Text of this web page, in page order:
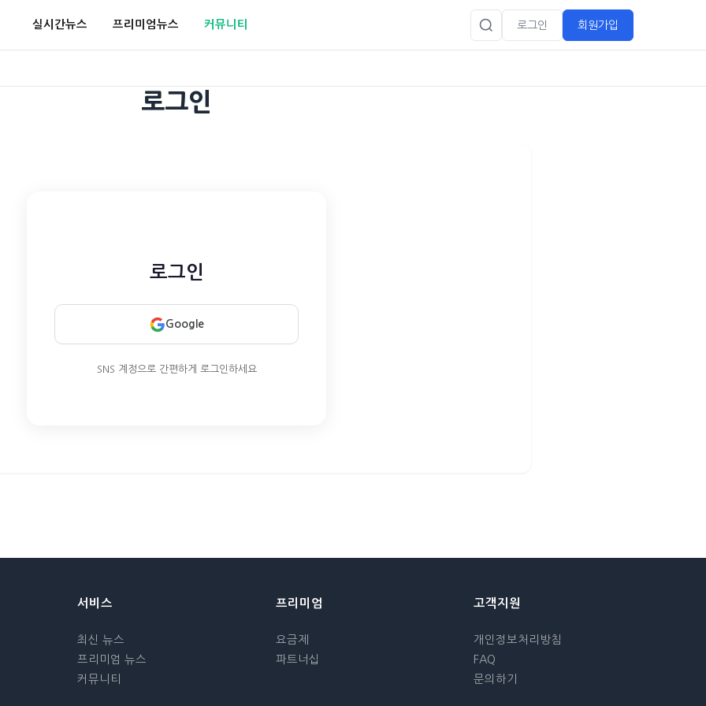
실시간뉴스 프리미엄뉴스 커뮤니티 로그인 회원가입
로그인
로그인
Google
SNS 계정으로 간편하게 로그인하세요
서비스
최신 뉴스
프리미엄 뉴스
커뮤니티
프리미엄
요금제
파트너십
고객지원
개인정보처리방침
FAQ
문의하기